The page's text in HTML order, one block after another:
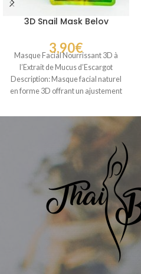
3D Snail Mask Belov
3,90€
Masque Facial Nourrissant 3D à
l’Extrait de Mucus d’Escargot
Description: Masque facial naturel
en forme 3D offrant un ajustement